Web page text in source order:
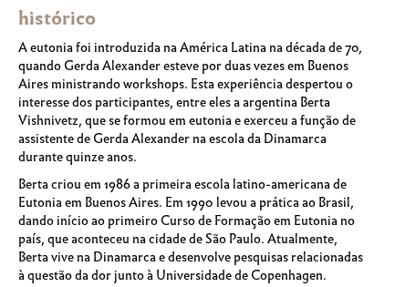
histórico
A eutonia foi introduzida na América Latina na década de 70,
quando Gerda Alexander esteve por duas vezes em Buenos
Aires ministrando workshops. Esta experiência despertou o
interesse dos participantes, entre eles a argentina Berta
Vishnivetz, que se formou em eutonia e exerceu a função de
assistente de Gerda Alexander na escola da Dinamarca
durante quinze anos.
Berta criou em 1986 a primeira escola latino-americana de
Eutonia em Buenos Aires. Em 1990 levou a prática ao Brasil,
dando início ao primeiro Curso de Formação em Eutonia no
país, que aconteceu na cidade de São Paulo. Atualmente,
Berta vive na Dinamarca e desenvolve pesquisas relacionadas
à questão da dor junto à Universidade de Copenhagen.